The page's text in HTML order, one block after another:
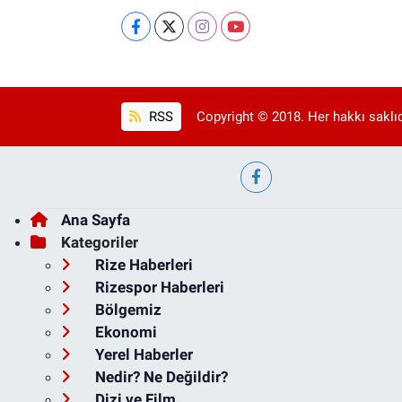
RSS Copyright © 2018. Her hakkı
Ana Sayfa
Kategoriler
Rize Haberleri
Rizespor Haberleri
Bölgemiz
Ekonomi
Yerel Haberler
Nedir? Ne Değildir?